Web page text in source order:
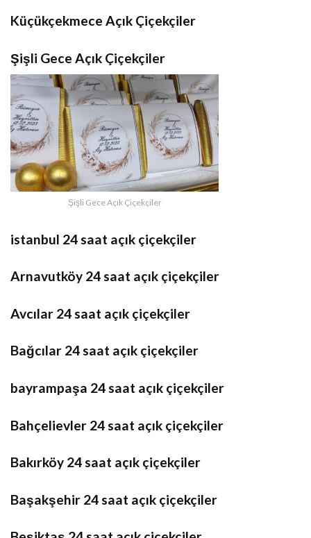
Küçükçekmece Açık Çiçekçiler
Şişli Gece Açık Çiçekçiler
Şişli Gece Açık Çiçekçiler
istanbul 24 saat açık çiçekçiler
Arnavutköy 24 saat açık çiçekçiler
Avcılar 24 saat açık çiçekçiler
Bağcılar 24 saat açık çiçekçiler
bayrampaşa 24 saat açık çiçekçiler
Bahçelievler 24 saat açık çiçekçiler
Bakırköy 24 saat açık çiçekçiler
Başakşehir 24 saat açık çiçekçiler